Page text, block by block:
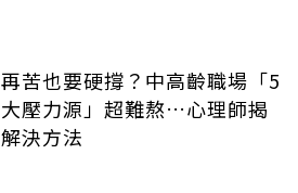
再苦也要硬撐？中高齡職場「5
大壓力源」超難熬…心理師揭
解決方法